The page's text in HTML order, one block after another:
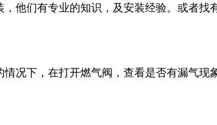
他们有专业的知识，及安装经验。或者找
况下，在打开燃气阀，查看是否有漏气现